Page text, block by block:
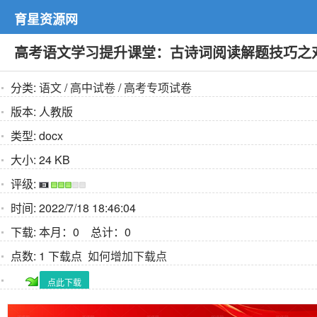
育星资源网
高考语文学习提升课堂：古诗词阅读解题技巧之
分类: 语文/高中试卷/高考专项试卷
版本: 人教版
类型: docx
大小: 24 KB
评级:
时间: 2022/7/18 18:46:04
下载: 本月：0 总计：0
点数: 1 下载点 如何增加下载点
点此下载